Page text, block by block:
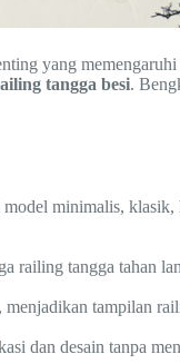
yang
tangga besi.
minimalis,
railing tangga tahan
tampilan
dan desain tanpa